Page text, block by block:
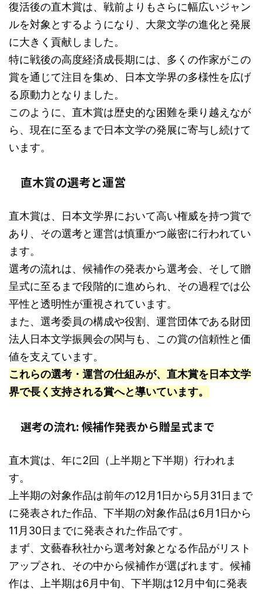
復活後の直木賞は、戦前よりもさらに幅広いジャン
ルを対象とするようになり、大衆文学の進化と発展
に大きく貢献しました。
特に戦後の高度経済成長期には、多くの作家がこの
賞を通じて注目を集め、日本文学界の多様性を広げ
る原動力となりました。
このように、直木賞は歴史的な困難を乗り越えなが
ら、現在に至るまで日本文学の発展に寄与し続けて
います。
直木賞の選考と運営
直木賞は、日本文学界において高い権威を持つ賞で
あり、その選考と運営は慎重かつ厳密に行われてい
ます。
選考の流れは、候補作の発表から選考会、そして贈
呈式に至るまで段階的に進められ、その過程では公
平性と透明性が重視されています。
また、選考委員の構成や役割、運営団体である財団
法人日本文学振興会の関与も、この賞の信頼性と価
値を支えています。
これらの選考・運営の仕組みが、直木賞を日本文学
界で長く支持される賞へと導いています。
選考の流れ: 候補作発表から贈呈式まで
直木賞は、年に2回（上半期と下半期）行われま
す。
上半期の対象作品は前年の12月1日から5月31日まで
に発表された作品、下半期の対象作品は6月1日から
11月30日までに発表された作品です。
まず、文藝春秋社から選考対象となる作品がリスト
アップされ、その中から候補作が選ばれます。候補
作は、上半期は6月中旬、下半期は12月中旬に発表